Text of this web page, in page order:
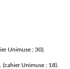
Unimuse ; 30).
(cahier Unimuse ; 18).